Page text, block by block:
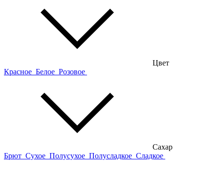
Цвет
Красное Белое Розовое
Сахар
Брют Сухое Полусухое Полусладкое Сладкое